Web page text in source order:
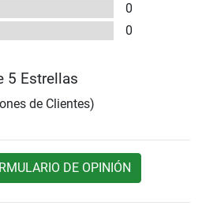
0
0
5 Estrellas
de Clientes)
DE OPINIÓN